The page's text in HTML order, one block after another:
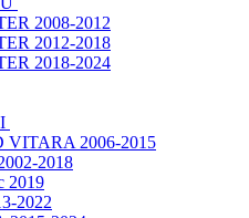
2008-2012
2012-2018
2018-2024
VITARA 2006-2015
2018
2019
2022